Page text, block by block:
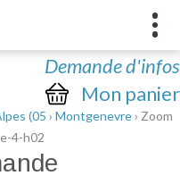
Demande d'infos
Mon panier
(05 › Montgenevre› Zoom
4-h02